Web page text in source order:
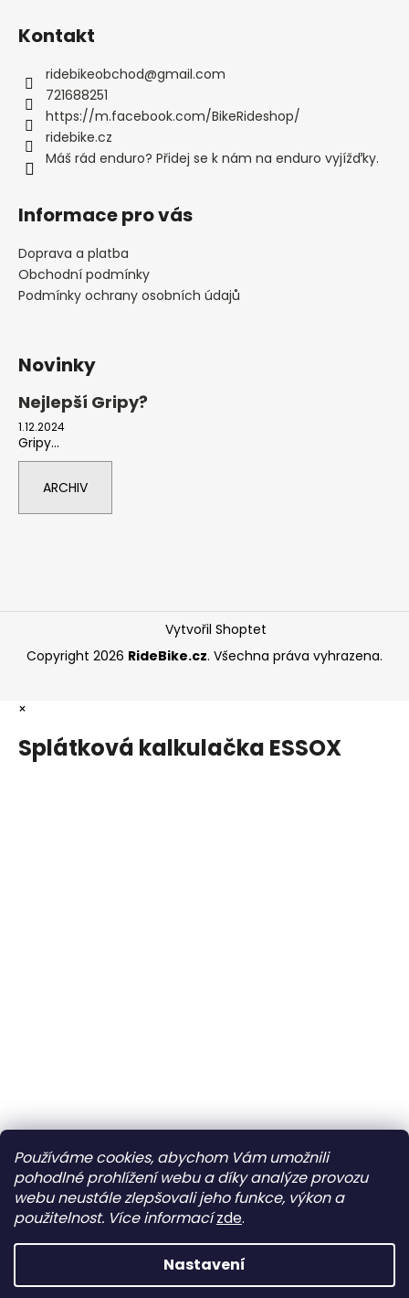
Používáme cookies, abychom Vám umožnili
pohodlné prohlížení webu a díky analýze provozu
webu neustále zlepšovali jeho funkce, výkon a
použitelnost. Více informací zde.
Nastavení
Kontakt
ridebikeobchod@gmail.com
721688251
https://m.facebook.com/BikeRideshop/
ridebike.cz
Máš rád enduro? Přidej se k nám na enduro vyjížďky.
Informace pro vás
Doprava a platba
Obchodní podmínky
Podmínky ochrany osobních údajů
Novinky
Nejlepší Gripy?
1.12.2024
Gripy...
ARCHIV
Vytvořil Shoptet
Copyright 2026 RideBike.cz. Všechna práva vyhrazena.
×
Splátková kalkulačka ESSOX